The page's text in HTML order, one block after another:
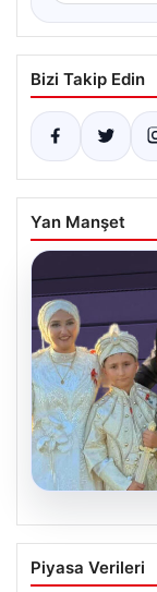
Bizi Takip Edin
Yan Manşet
dönüştü.
Piyasa Verileri